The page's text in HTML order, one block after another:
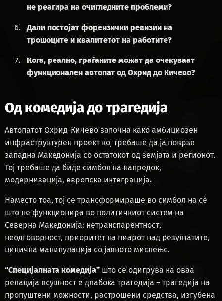
не реагира на очигледните проблеми?
Дали постојат форензички ревизии на
трошоците и квалитетот на работите?
Кога, реално, граѓаните можат да очекуваат
функционален автопат од Охрид до Кичево?
Од комедија до трагедија
Автопатот Охрид-Кичево започна како амбициозен
инфраструктурен проект кој требаше да ја поврзе
западна Македонија со остатокот од земјата и регионот.
Тој требаше да биде симбол на напредок,
модернизација, европска интеграција.
Наместо тоа, тој се трансформираше во симбол на сè
што не функционира во политичкиот систем на
Северна Македонија: нетранспарентност,
неодговорност, приоритет на пиарот над резултатите,
цинична манипулација со јавното мислење.
“Специјалната комедија” што се одигрува на оваа
релација всушност е длабока трагедија – трагедија на
пропуштени можности, растрошени средства, изгубена